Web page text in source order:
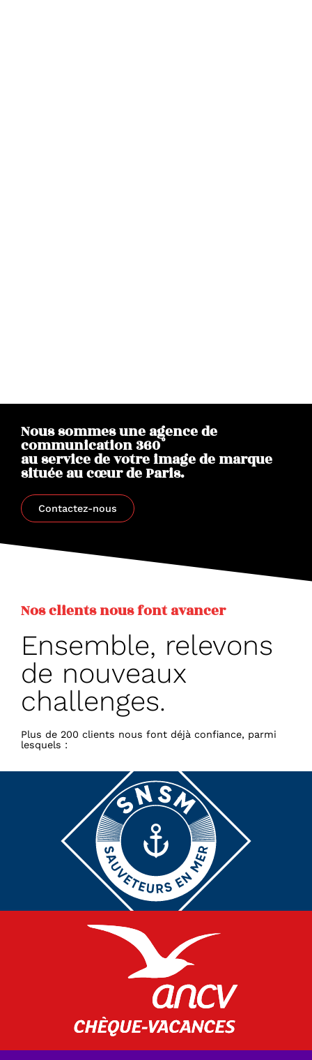
Nous sommes une agence de
communication 360°
au service de votre image de marque
située au cœur de Paris.
Contactez-nous
Nos clients nous font avancer
Ensemble, relevons
de nouveaux
challenges.
Plus de 200 clients nous font déjà confiance, parmi
lesquels :